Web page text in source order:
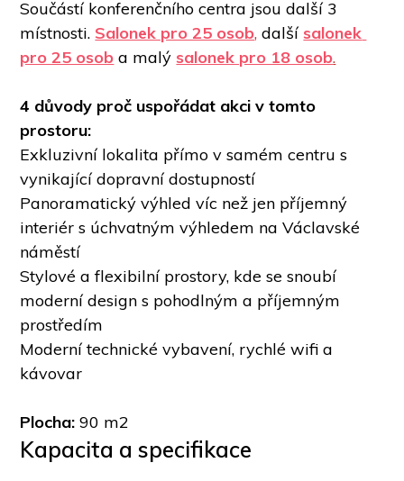
Součástí konferenčního centra jsou další 3
místnosti. Salonek pro 25 osob, další salonek
pro 25 osob a malý salonek pro 18 osob.
4 důvody proč uspořádat akci v tomto
prostoru:
Exkluzivní lokalita přímo v samém centru s
vynikající dopravní dostupností
Panoramatický výhled víc než jen příjemný
interiér s úchvatným výhledem na Václavské
náměstí
Stylové a flexibilní prostory, kde se snoubí
moderní design s pohodlným a příjemným
prostředím
Moderní technické vybavení, rychlé wifi a
kávovar
Plocha: 90 m2
Kapacita a specifikace